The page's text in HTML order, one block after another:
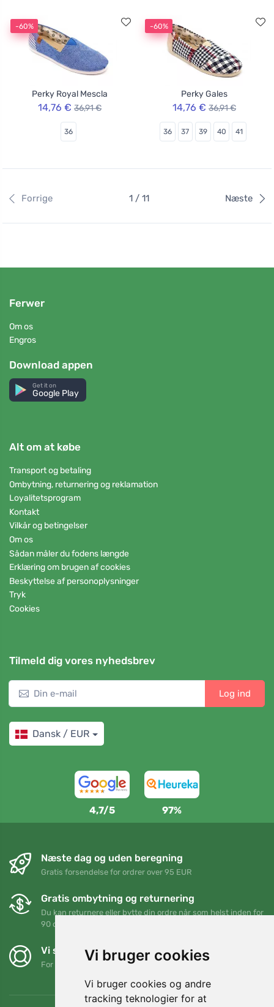
Vi bruger cookies
Vi bruger cookies og andre
tracking teknologier for at
-60%
Perky Royal Mescla
14,76 € 36,91 €
36
-60%
Perky Gales
14,76 € 36,91 €
36 37 39 40 41
Forrige 1 / 11 Næste
Ferwer
Om os
Engros
Download appen
Get it on
Google Play
Alt om at købe
Transport og betaling
Ombytning, returnering og reklamation
Loyalitetsprogram
Kontakt
Vilkår og betingelser
Om os
Sådan måler du fodens længde
Erklæring om brugen af cookies
Beskyttelse af personoplysninger
Tryk
Cookies
Tilmeld dig vores nyhedsbrev
Log ind
Dansk / EUR
4,7/5 97%
Næste dag og uden beregning
Gratis forsendelse for ordrer over 95 EUR
Gratis ombytning og returnering
Du kan returnere eller bytte din ordre når som helst inden for
90 dage
Vi støtter Trees.org
For hver ordre planter vi et træ! Læs mere